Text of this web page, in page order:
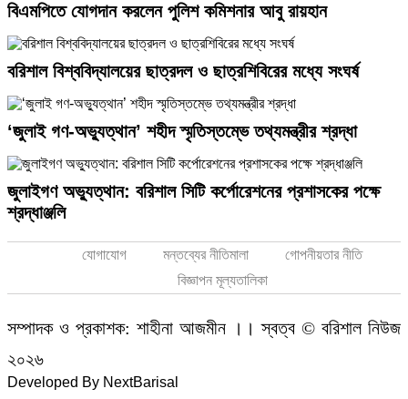
বিএমপিতে যোগদান করলেন পুলিশ কমিশনার আবু রায়হান
বরিশাল বিশ্ববিদ্যালয়ের ছাত্রদল ও ছাত্রশিবিরের মধ্যে সংঘর্ষ
‘জুলাই গণ-অভ্যুত্থান’ শহীদ স্মৃতিস্তম্ভে তথ্যমন্ত্রীর শ্রদ্ধা
জুলাইগণ অভ্যুত্থান: বরিশাল সিটি কর্পোরেশনের প্রশাসকের পক্ষে
শ্রদ্ধাঞ্জলি
যোগাযোগ মন্তব্যের নীতিমালা
গোপনীয়তার নীতি
বিজ্ঞাপন মূল্যতালিকা
সম্পাদক ও প্রকাশক: শাহীনা আজমীন ।। স্বত্ব © বরিশাল নিউজ
২০২৬
Developed By NextBarisal